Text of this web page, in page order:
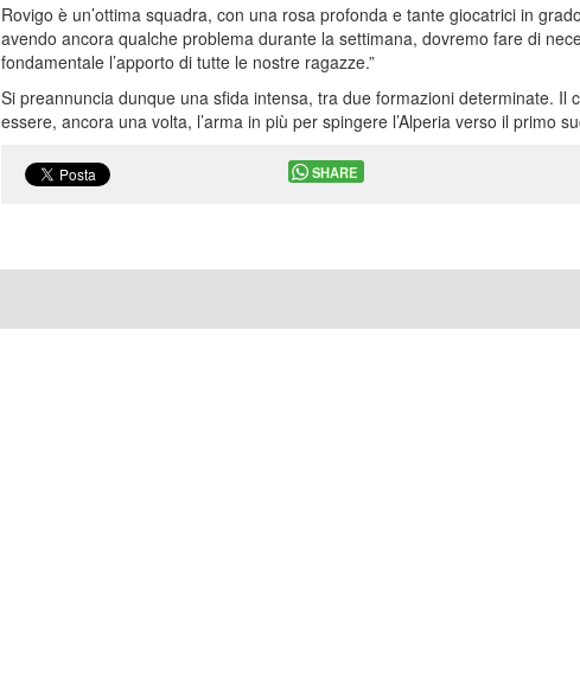
Rovigo è un’ottima squadra, con una rosa profonda e tante giocatrici in
avendo ancora qualche problema durante la settimana, dovremo fare di
fondamentale l’apporto di tutte le nostre ragazze.”
Si preannuncia dunque una sfida intensa, tra due formazioni determinate. Il
essere, ancora una volta, l’arma in più per spingere l’Alperia verso il primo
SHARE